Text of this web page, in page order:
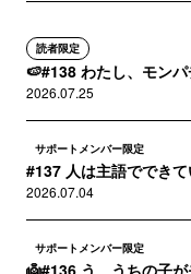
読者限定
🍉#138 わたし、モン
2026.07.25
サポートメンバー限定
#137 人は主語でできて
2026.07.04
サポートメンバー限定